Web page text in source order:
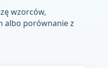
wzorców,
albo porównanie z